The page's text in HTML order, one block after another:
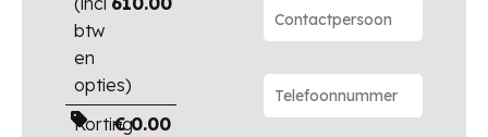
btw
en
opties)
Korting
€0.00